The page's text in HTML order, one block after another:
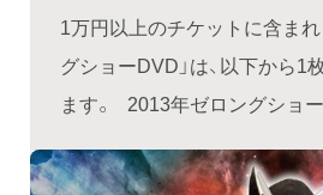
1万円以上のチケットに含ま
グショーDVD」は、以下から1
ます。 2013年ゼロングショ